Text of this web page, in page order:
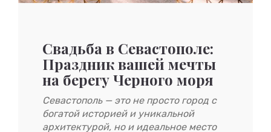
Свадьба в Севастополе:
Праздник вашей мечты
на берегу Черного моря
Севастополь — это не просто город с
богатой историей и уникальной
архитектурой, но и идеальное место